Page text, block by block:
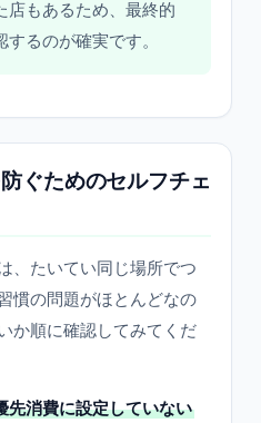
店もあるため、最終的
るのが確実です。
ぐためのセルフチェ
、たいてい同じ場所でつ
慣の問題がほとんどなの
か順に確認してみてくだ
先消費に設定していない